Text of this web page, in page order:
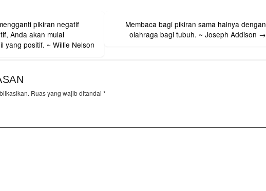
pikiran negatif
Anda akan mulai
yang positif. ~ Willie Nelson
Membaca bagi pikiran sama halnya dengan
olahraga bagi tubuh. ~ Joseph Addison →
Ruas yang wajib ditandai*